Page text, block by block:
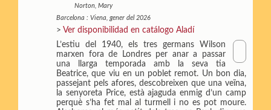
Norton, Mary
Barcelona : Viena, gener del 2026
> Ver disponibilidad en catálogo Aladí
L’estiu del 1940, els tres germans Wilson
marxen fora de Londres per anar a passar
una llarga temporada amb la seva tia
Beatrice, que viu en un poblet remot. Un bon dia,
passejant pels afores, descobreixen que una veïna,
la senyoreta Price, està ajaguda enmig d’un camp
perquè s’ha fet mal al turmell i no es pot moure.